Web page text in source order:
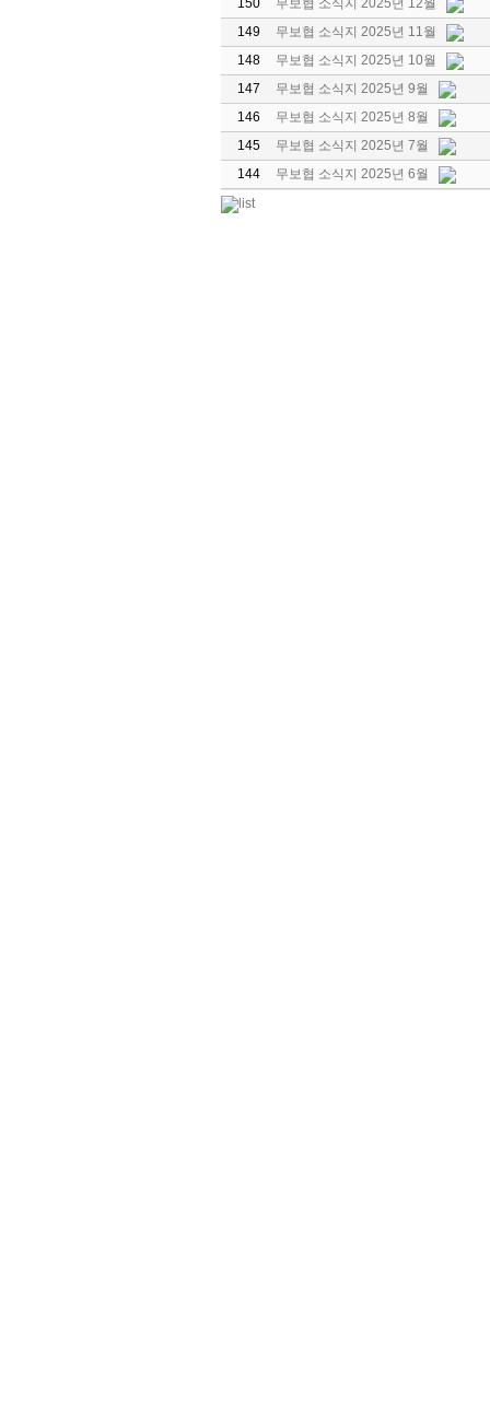
150
무보협 소식지 2025년 12월
149
무보협 소식지 2025년 11월
148
무보협 소식지 2025년 10월
147
무보협 소식지 2025년 9월
146
무보협 소식지 2025년 8월
145
무보협 소식지 2025년 7월
144
무보협 소식지 2025년 6월